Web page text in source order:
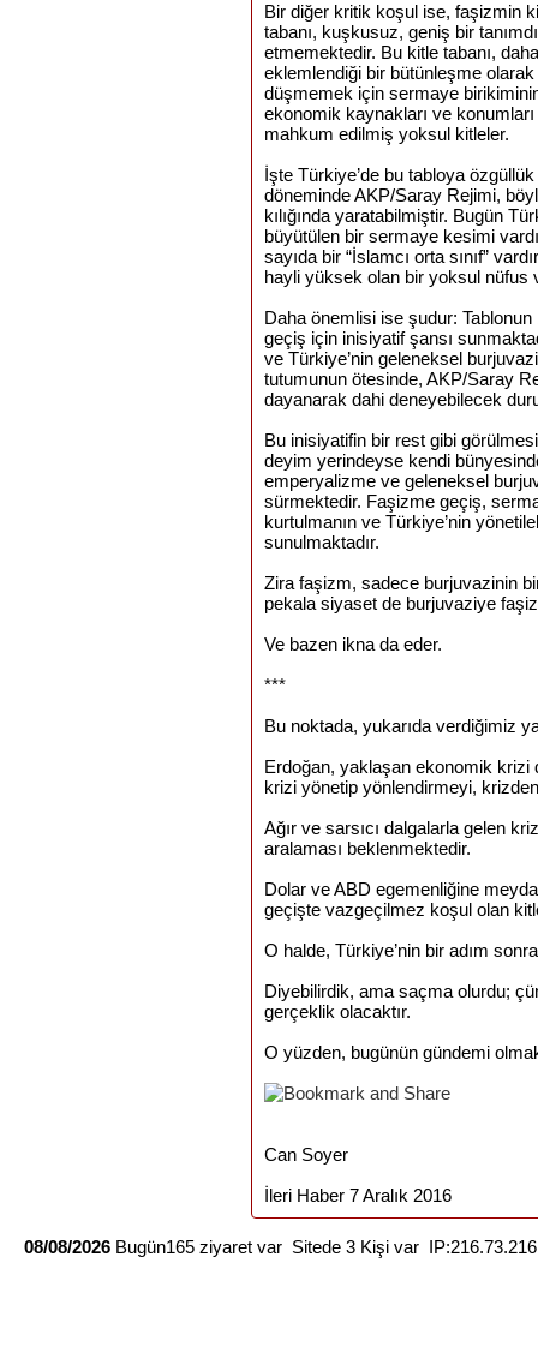
Bir diğer kritik koşul ise, faşizmin
tabanı, kuşkusuz, geniş bir
etmemektedir. Bu kitle tabanı,
eklemlendiği bir bütünleşme olarak
düşmemek için sermaye
ekonomik kaynakları ve konumları
mahkum edilmiş yoksul kitleler.
İşte Türkiye’de bu tabloya
döneminde AKP/Saray Rejimi,
kılığında yaratabilmiştir. Bugün
büyütülen bir sermaye kesimi
sayıda bir “İslamcı orta sınıf”
hayli yüksek olan bir yoksul nüfus
Daha önemlisi ise şudur:
geçiş için inisiyatif şansı
ve Türkiye’nin geleneksel
tutumunun ötesinde, AKP/Saray
dayanarak dahi deneyebilecek
Bu inisiyatifin bir rest gibi
deyim yerindeyse kendi
emperyalizme ve geleneksel
sürmektedir. Faşizme geçiş,
kurtulmanın ve Türkiye’nin
sunulmaktadır.
Zira faşizm, sadece burjuvazinin
pekala siyaset de burjuvaziye
Ve bazen ikna da eder.
***
Bu noktada, yukarıda verdiğimiz
Erdoğan, yaklaşan ekonomik krizi
krizi yönetip yönlendirmeyi,
Ağır ve sarsıcı dalgalarla gelen
aralaması beklenmektedir.
Dolar ve ABD egemenliğine
geçişte vazgeçilmez koşul olan
O halde, Türkiye’nin bir adım
Diyebilirdik, ama saçma olurdu;
gerçeklik olacaktır.
O yüzden, bugünün gündemi
Can Soyer
İleri Haber 7 Aralık 2016
08/08/2026 Bugün165 ziyaret var Sitede 3 Kişi var